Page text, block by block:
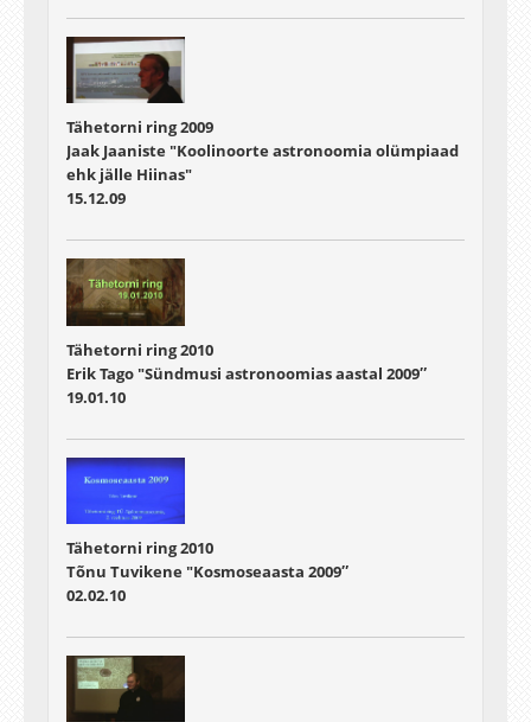
Tähetorni ring 2009
Jaak Jaaniste "Koolinoorte astronoomia olümpiaad
ehk jälle Hiinas"
15.12.09
Tähetorni ring 2010
Erik Tago "Sündmusi astronoomias aastal 2009″
19.01.10
Tähetorni ring 2010
Tõnu Tuvikene "Kosmoseaasta 2009″
02.02.10